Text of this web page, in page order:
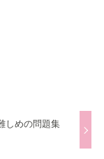
しめの問題集